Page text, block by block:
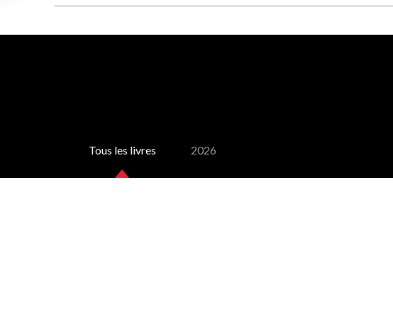
Tous les livres 2026